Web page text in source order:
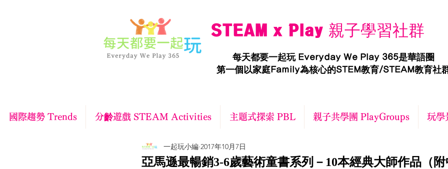
STEAM x Play 親子學習社群
每天都要一起玩 Everyday We Play 365是華語圈
第一個以家庭Family為核心的STEM教育/STEAM教育社
國際趨勢 Trends 分齡遊戲 STEAM Activities 主題式探索 PBL 親子共學團 PlayGroups 玩
亞馬遜最暢銷3-6歲藝術童書系列－10本經典大師作品（附
一起玩小編 2017年10月7日